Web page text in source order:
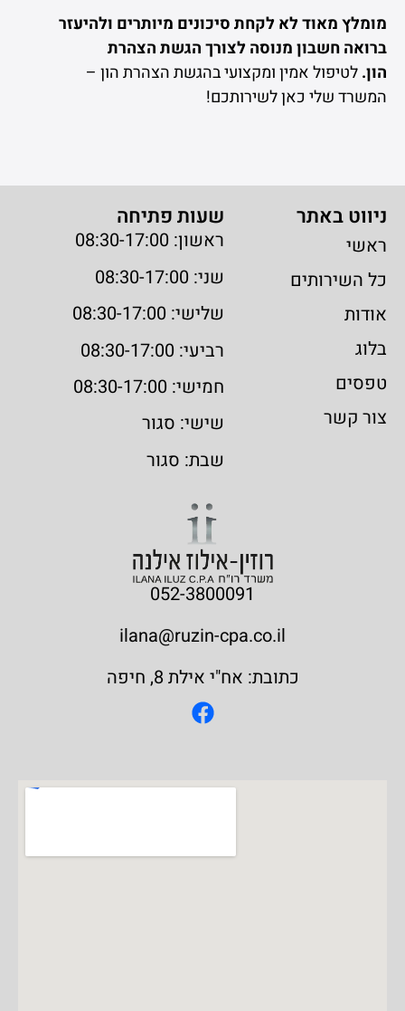
מומלץ מאוד לא לקחת סיכונים מיותרים ולהיעזר
ברואה חשבון מנוסה לצורך הגשת הצהרת
הון.לטיפול אמין ומקצועי בהגשת הצהרת הון –
המשרד שלי כאן לשירותכם!
ניווט באתר
ראשי
כל השירותים
אודות
בלוג
טפסים
צור קשר
שעות פתיחה
ראשון: 08:30-17:00
שני: 08:30-17:00
שלישי: 08:30-17:00
רביעי: 08:30-17:00
חמישי: 08:30-17:00
שישי: סגור
שבת: סגור
052-3800091
ilana@ruzin-cpa.co.il
כתובת: אח"י אילת 8, חיפה